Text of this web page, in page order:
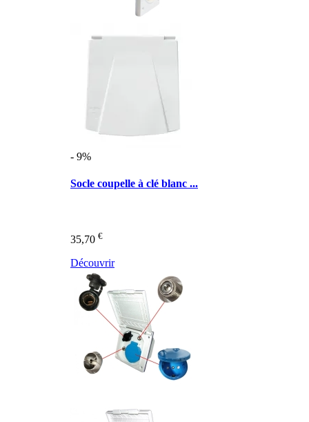
- 9%
Socle coupelle à clé blanc ...
35,70 €
Découvrir